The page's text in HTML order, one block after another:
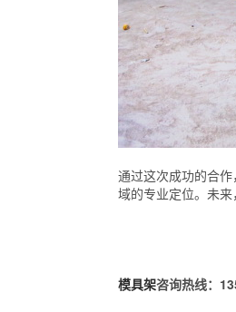
通过这次成功的合
域的专业定位。未
模具架咨询热线：